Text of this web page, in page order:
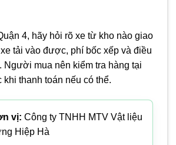
4, hãy hỏi rõ xe từ kho nào giao
tải vào được, phí bốc xếp và điều
Người mua nên kiểm tra hàng tại
thanh toán nếu có thể.
vị: Công ty TNHH MTV Vật liệu
Hiệp Hà